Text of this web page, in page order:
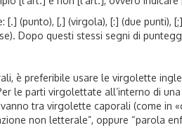
(punto), [,] (virgola), [:] (due punti),
Dopo questi stessi segni di
è preferibile usare le virgolette
le parti virgolettate all’interno di
tra virgolette caporali (come in
non letterale”, oppure “parola